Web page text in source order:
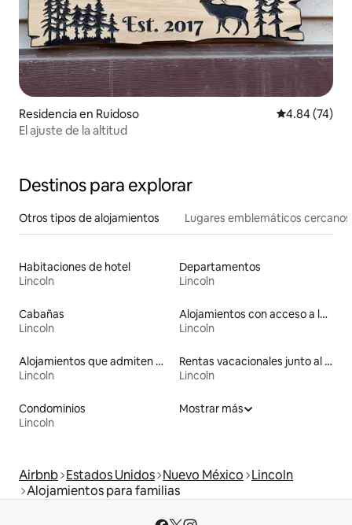
Residencia en Ruidoso Calificación
4.84 (74)
El ajuste de la altitud
Destinos para explorar
Otros tipos de alojamientos Lugares emblemáticos cercanos
Habitaciones de hotel
Lincoln
Departamentos
Lincoln
Cabañas
Lincoln
Alojamientos con acceso a las pistas de esquí
Lincoln
Alojamientos que admiten mascotas
Lincoln
Rentas vacacionales junto al agua
Lincoln
Condominios
Lincoln
Mostrar más
Airbnb Estados Unidos Nuevo México Lincoln
Alojamientos para familias